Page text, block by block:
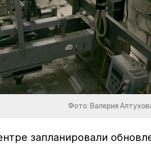
Фото: Валерия
запланировали